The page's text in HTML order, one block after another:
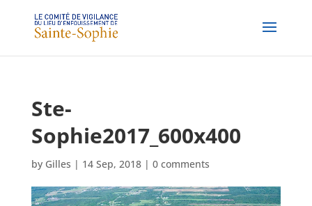
Ste-
Sophie2017_600x400
by Gilles | 14 Sep, 2018| 0 comments